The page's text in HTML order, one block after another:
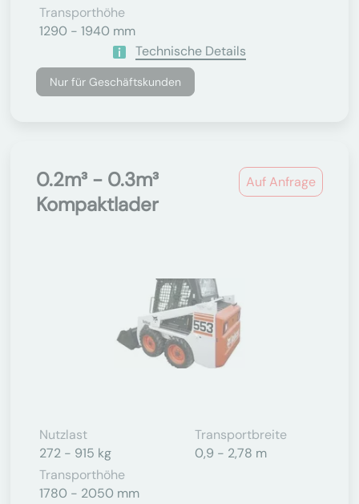
Transporthöhe
1290 - 1940 mm
Technische Details
Nur für Geschäftskunden
Auf Anfrage
0.2m³ - 0.3m³
Kompaktlader
Nutzlast
272 - 915 kg
Transportbreite
0,9 - 2,78 m
Transporthöhe
1780 - 2050 mm